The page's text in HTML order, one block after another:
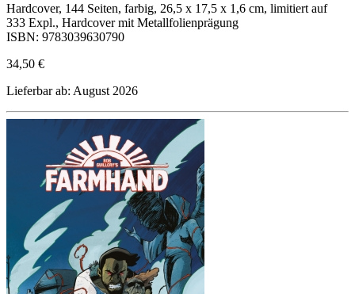
Hardcover, 144 Seiten, farbig, 26,5 x 17,5 x 1,6 cm, limitiert auf
333 Expl., Hardcover mit Metallfolienprägung
ISBN: 9783039630790
34,50 €
Lieferbar ab: August 2026